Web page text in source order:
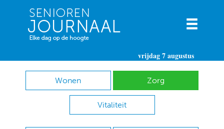
vrijdag 7 augustus
Wonen Zorg
Vitaliteit